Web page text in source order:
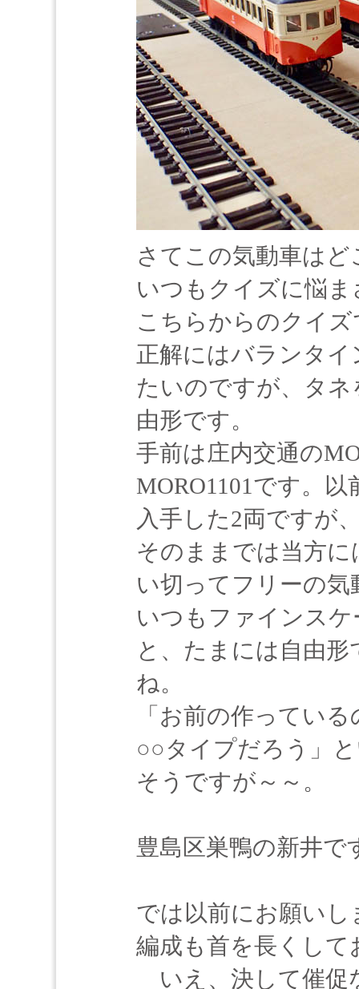
さてこの気動車は
いつもクイズに悩
こちらからのクイズ
正解にはバランタ
たいのですが、タ
由形です。
手前は庄内交通の
MORO1101です。
入手した2両ですが
そのままでは当方
い切ってフリーの
いつもファインス
と、たまには自由
ね。
「お前の作ってい
○○タイプだろう」
そうですが～～。
豊島区巣鴨の新井で
では以前にお願いし
編成も首を長くし
いえ、決して催促